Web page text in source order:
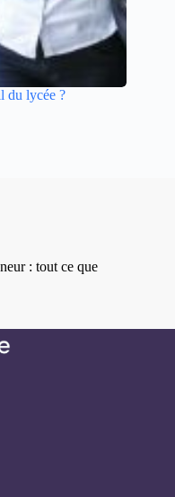
du lycée ?
: tout ce que